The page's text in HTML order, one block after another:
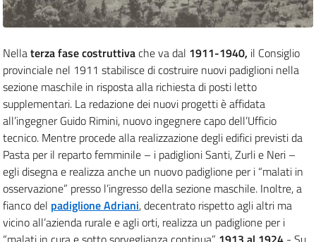
Nellaterza fase costruttivache va dal 1911-1940, il Consiglio
provinciale nel 1911 stabilisce di costruire nuovi padiglioni nella
sezione maschile in risposta alla richiesta di posti letto
supplementari. La redazione dei nuovi progetti è affidata
all’ingegner Guido Rimini, nuovo ingegnere capo dell’Ufficio
tecnico. Mentre procede alla realizzazione degli edifici previsti da
Pasta per il reparto femminile – i padiglioni Santi, Zurli e Neri –
egli disegna e realizza anche un nuovo padiglione per i “malati in
osservazione” presso l’ingresso della sezione maschile. Inoltre, a
fianco del padiglione Adriani, decentrato rispetto agli altri ma
vicino all’azienda rurale e agli orti, realizza un padiglione per i